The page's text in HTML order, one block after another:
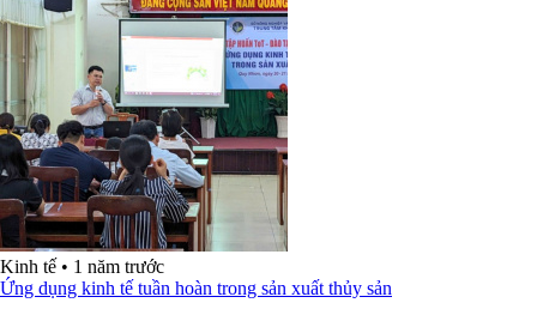
Kinh tế • 1 năm trước
Ứng dụng kinh tế tuần hoàn trong sản xuất thủy sản